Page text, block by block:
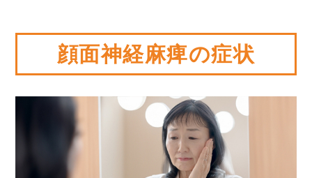
顔面神経麻痺の症状